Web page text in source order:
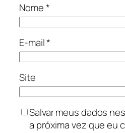
Nome*
E-mail*
Site
Salvar meus dados
a próxima vez que eu